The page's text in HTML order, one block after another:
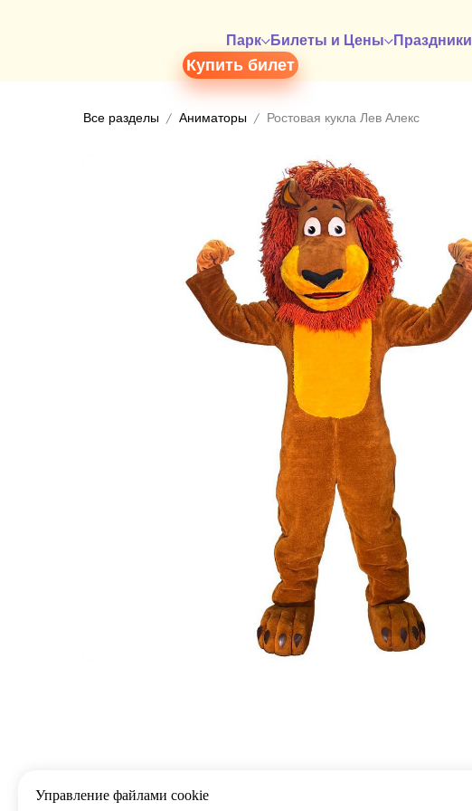
Парк Билеты и Цены Праздники
Купить билет
Все разделы Аниматоры Ростовая кукла Лев Алекс
Управление файлами cookie